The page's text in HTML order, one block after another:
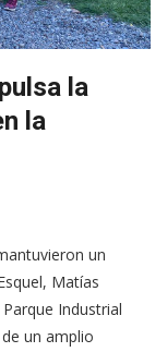
la
la
un
Matías
Industrial
un amplio